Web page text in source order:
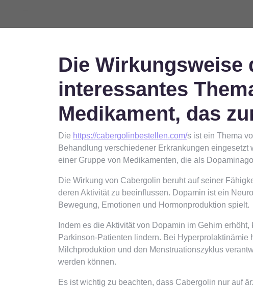
Die Wirkungsweise
interessantes
Medikament, das
Die https://cabergolinbestellen.com/s ist ein Thema
Behandlung verschiedener Erkrankungen
einer Gruppe von Medikamenten, die als
Die Wirkung von Cabergolin beruht auf seiner
deren Aktivität zu beeinflussen. Dopamin ist ein
Bewegung, Emotionen und Hormonproduktion spielt.
Indem es die Aktivität von Dopamin im Gehirn
Parkinson-Patienten lindern. Bei
Milchproduktion und den Menstruationszyklus
werden können.
Es ist wichtig zu beachten, dass Cabergolin nur auf